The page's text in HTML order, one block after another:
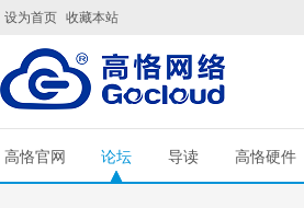
设为首页 收藏本站
高恪官网 论坛 导读 高恪硬件